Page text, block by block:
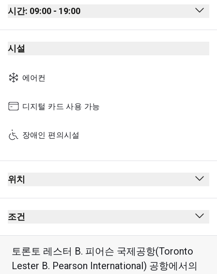
시간: 09:00 - 19:00
Monday 09:00 - 19:00
Tuesday
Thursday
Friday
Sunday
시설
에어컨
디지털 카드 사용 가능
장애인 편의시설
위치
조건
토론토 레스터 B. 피어슨 국제공항(Toronto
Lester B. Pearson International) 공항에서의